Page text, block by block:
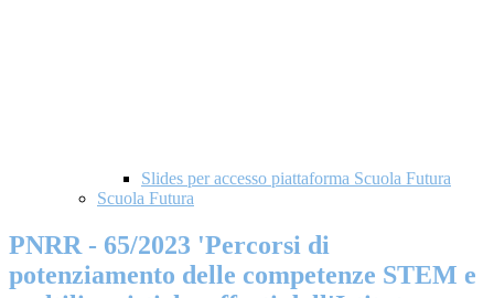
Slides per accesso piattaforma Scuola Futura
Scuola Futura
PNRR - 65/2023 'Percorsi di
potenziamento delle competenze STEM e